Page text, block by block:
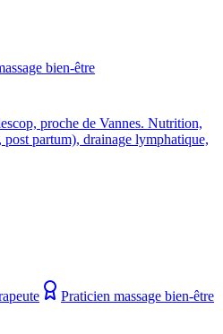
bien-être
proche de Vannes. Nutrition,
partum), drainage lymphatique,
Praticien massage bien-être